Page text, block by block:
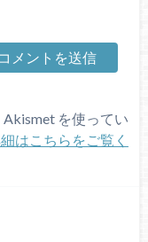
を使ってい
はこちらをご覧く